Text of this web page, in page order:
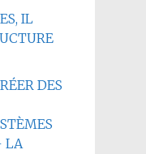
IL
DES
LA